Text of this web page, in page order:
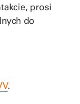
prosi
do
.